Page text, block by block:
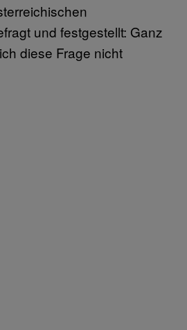
und festgestellt: Ganz
diese Frage nicht